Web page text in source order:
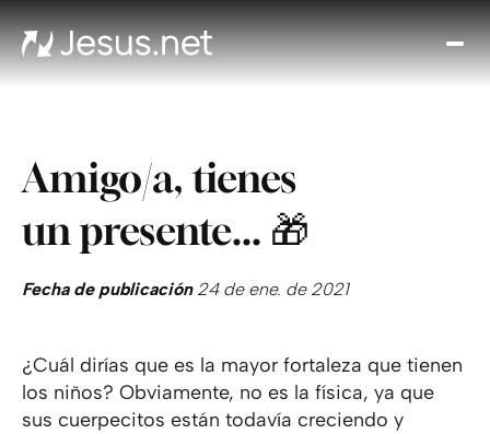
Amigo/a, tienes
un presente... 🎁
Fecha de publicación24 de ene. de 2021
¿Cuál dirías que es la mayor fortaleza que tienen
los niños? Obviamente, no es la física, ya que
sus cuerpecitos están todavía creciendo y